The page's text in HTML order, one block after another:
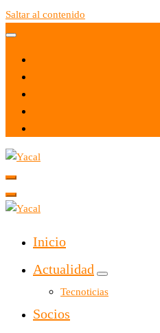
Saltar al contenido
Yacal micro hosting
Inicio
Actualidad
Tecnoticias
Socios